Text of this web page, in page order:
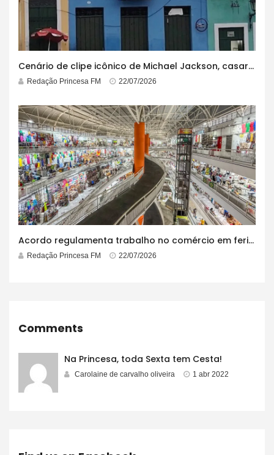
Cenário de clipe icônico de Michael Jackson, casarão azul no centro do Pelourinho enfrenta ordem de desocupação
Redação Princesa FM 22/07/2026
Acordo regulamenta trabalho no comércio em feriados
Redação Princesa FM 22/07/2026
Comments
Na Princesa, toda Sexta tem Cesta!
Carolaine de carvalho oliveira 1 abr 2022